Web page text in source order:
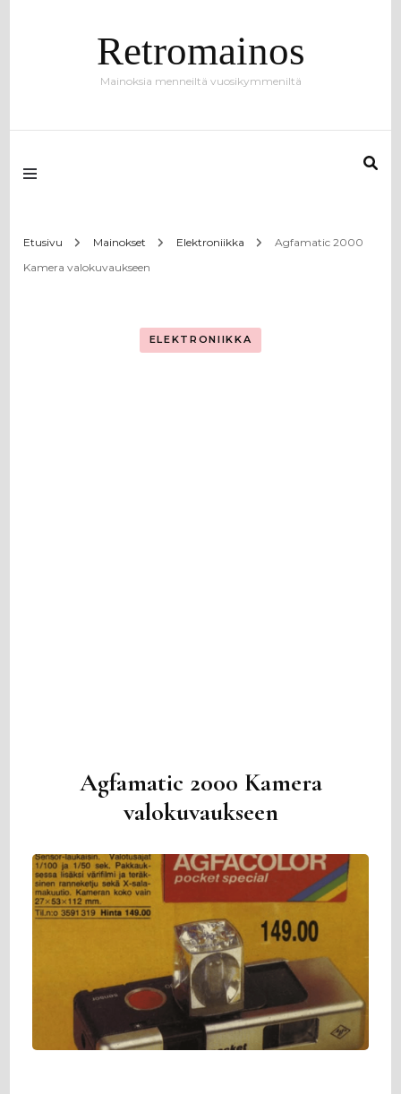
Retromainos
Mainoksia menneiltä vuosikymmeniltä
Etusivu Mainokset Elektroniikka
Agfamatic 2000
Kamera valokuvaukseen
ELEKTRONIIKKA
Agfamatic 2000 Kamera
valokuvaukseen